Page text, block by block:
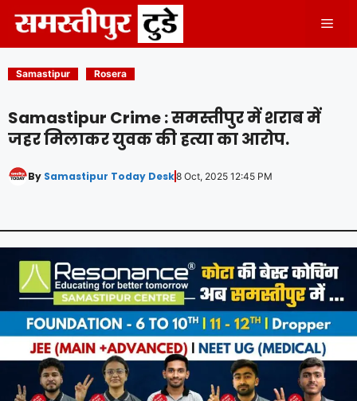
content
Samastipur Rosera
Samastipur Crime : समस्तीपुर में शराब में
जहर मिलाकर युवक की हत्या का आरोप.
By Samastipur Today Desk8 Oct, 2025 12:45 PM